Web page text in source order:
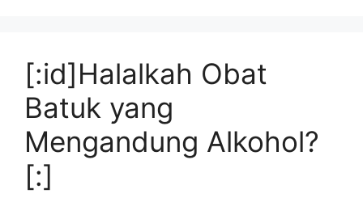
[:id]Halalkah Obat
Batuk yang
Mengandung Alkohol?
[:]